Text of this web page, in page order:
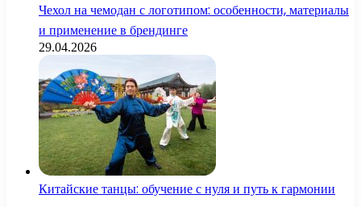
Чехол на чемодан с логотипом: особенности, материалы
и применение в брендинге
29.04.2026
Китайские танцы: обучение с нуля и путь к гармонии